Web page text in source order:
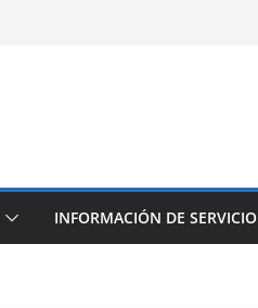
INFORMACIÓN DE SERVICIO